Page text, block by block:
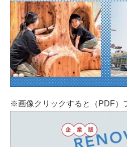
※画像クリックすると（PDF）